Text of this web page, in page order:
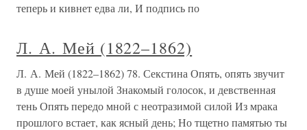
теперь и кивнет едва ли, И подпись по
Л. А. Мей (1822–1862)
Л. А. Мей (1822–1862) 78. Секстина Опять, опять звучит
в душе моей унылой Знакомый голосок, и девственная
тень Опять передо мной с неотразимой силой Из мрака
прошлого встает, как ясный день; Но тщетно памятью ты